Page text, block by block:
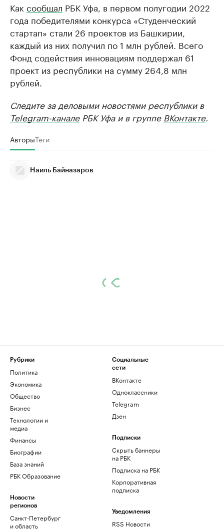
Как сообщал РБК Уфа, в первом полугодии 2022
года победителями конкурса «Студенческий
стартап» стали 26 проектов из Башкирии,
каждый из них получил по 1 млн рублей. Всего
Фонд содействия инновациям поддержал 61
проект из республики на сумму 264,8 млн
рублей.
Следите за деловыми новостями республики в
Telegram-каналеРБК Уфа и в группе ВКонтакте.
АвторыТеги
Наиль Байназаров
Рубрики
Политика
Экономика
Общество
Бизнес
Технологии и
медиа
Финансы
Биографии
База знаний
РБК Образование
Новости
регионов
Санкт-Петербург
и область
Социальные
сети
ВКонтакте
Одноклассники
Telegram
Дзен
Подписки
Скрыть баннеры
на РБК
Подписка на РБК
Корпоративная
подписка
Уведомления
RSS Новости